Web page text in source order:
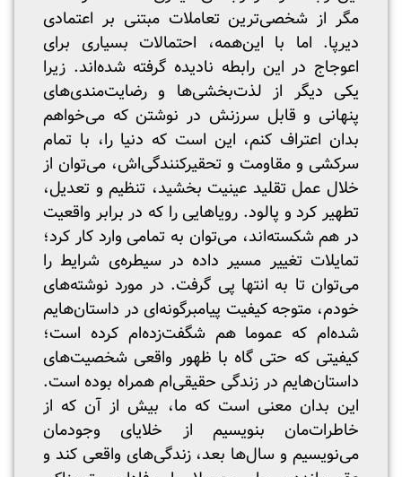
مگر از شخصی‌ترین تعاملات مبتنی بر اعتمادی
دیرپا. اما با این‌همه، احتمالات بسیاری برای
اعوجاج در این رابطه نادیده گرفته شده‌اند. زیرا
یکی دیگر از لذت‌بخشی‌ها و رضایت‌مندی‌های
پنهانی و قابل سرزنش در نوشتن که می‌خواهم
بدان اعتراف کنم، این است که دنیا را، با تمام
سرکشی و مقاومت و تحقیرکنندگی‌اش، می‌توان از
خلال عمل تقلید عینیت بخشید، تنظیم و تعدیل،
تطهیر کرد و پالود. رویاهایی را که در برابر واقعیت
در هم شکسته‌اند، می‌توان به تمامی وارد کار کرد؛
تمایلات تغییر مسیر داده در سیطره‌ی شرایط را
می‌توان تا به انتها پی گرفت. در مورد نوشته‌های
خودم، متوجه کیفیت پیامبرگونه‌ای در داستان‌هایم
شده‌ام که عموما هم شگفت‌زده‌ام کرده است؛
کیفیتی که حتی گاه با ظهور واقعی شخصیت‌های
داستان‌هایم در زندگی حقیقی‌ام همراه بوده است.
این بدان معنی است که ما، بیش از آن که از
خاطرات‌مان بنویسیم از خلایای وجودمان
می‌نویسیم و سال‌ها بعد، زندگی‌های واقعی کند و